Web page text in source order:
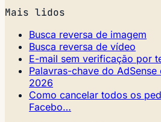
Mais lidos
Busca reversa de imagem
Busca reversa de vídeo
E-mail sem verificação por
Palavras-chave do
2026
Como cancelar todos os
Facebo…